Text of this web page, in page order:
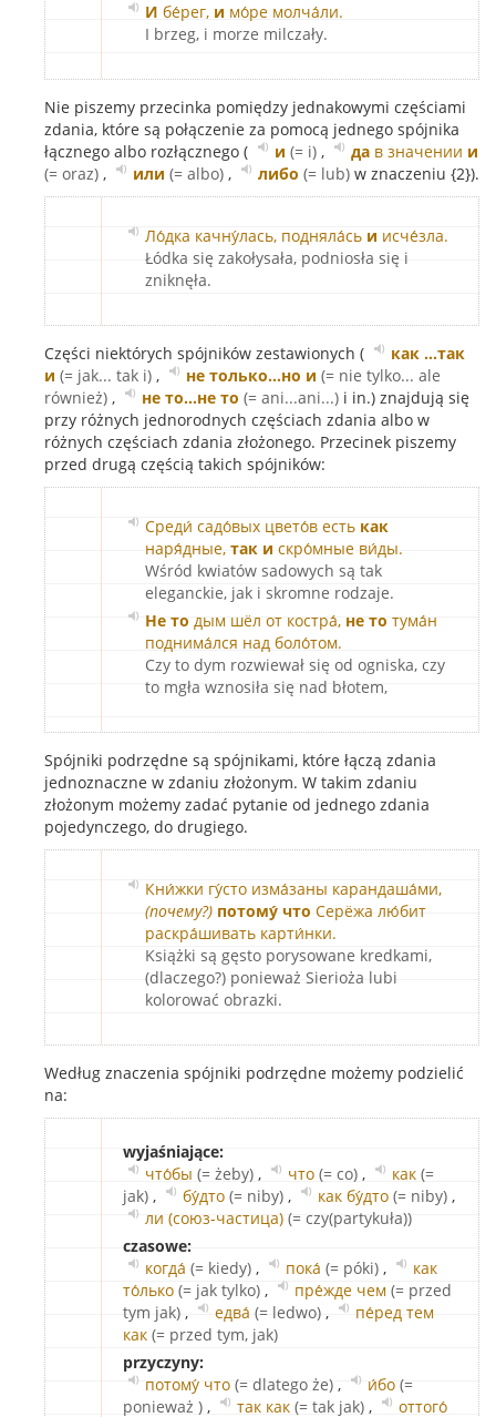
И бе́рег, и мо́ре молча́ли.
I brzeg, i morze milczały.
Nie piszemy przecinka pomiędzy jednakowymi częściami
zdania, które są połączenie za pomocą jednego spójnika
łącznego albo rozłącznego (
и (= i) , да в значении и
(= oraz) , или (= albo) , либо (= lub) w znaczeniu {2}).
Ло́дка качну́лась, подняла́сь и исче́зла.
Łódka się zakołysała, podniosła się i
zniknęła.
Części niektórych spójników zestawionych (
как …так
и (= jak... tak i) , не только…но и (= nie tylko... ale
również) , не то…не то (= ani...ani...) i in.) znajdują się
przy różnych jednorodnych częściach zdania albo w
różnych częściach zdania złożonego. Przecinek piszemy
przed drugą częścią takich spójników:
Среди́ садо́вых цвето́в есть как
наря́дные, так и скро́мные ви́ды.
Wśród kwiatów sadowych są tak
eleganckie, jak i skromne rodzaje.
Не то дым шёл от костра́, не то тума́н
поднима́лся над боло́том.
Czy to dym rozwiewał się od ogniska, czy
to mgła wznosiła się nad błotem,
Spójniki podrzędne są spójnikami, które łączą zdania
jednoznaczne w zdaniu złożonym. W takim zdaniu
złożonym możemy zadać pytanie od jednego zdania
pojedynczego, do drugiego.
Кни́жки гу́сто изма́заны карандаша́ми,
(почему?) потому́ что Серёжа лю́бит
раскра́шивать карти́нки.
Książki są gęsto porysowane kredkami,
(dlaczego?) ponieważ Sierioża lubi
kolorować obrazki.
Według znaczenia spójniki podrzędne możemy podzielić
na:
wyjaśniające:
что́бы (= żeby) , что (= co) , как (=
jak) , бу́дто (= niby) , как бу́дто (= niby) ,
ли (союз-частица) (= czy(partykuła))
czasowe:
когда́ (= kiedy) , пока́ (= póki) ,
как
то́лько (= jak tylko) , пре́жде чем (= przed
tym jak) , едва́ (= ledwo) ,
пе́ред тем
как (= przed tym, jak)
przyczyny:
потому́ что (= dlatego że) , и́бо (=
ponieważ ) , так как (= tak jak) , оттого́